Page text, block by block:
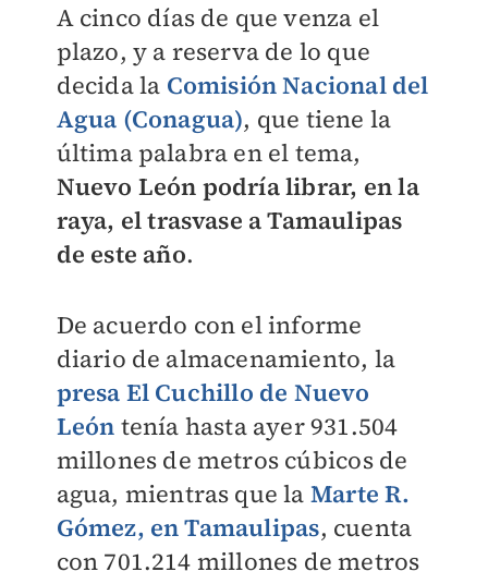
A cinco días de que venza el
plazo, y a reserva de lo que
decida la Comisión Nacional del
Agua (Conagua), que tiene la
última palabra en el tema,
Nuevo León podría librar, en la
raya, el trasvase a Tamaulipas
de este año.
De acuerdo con el informe
diario de almacenamiento, la
presa El Cuchillo de Nuevo
León tenía hasta ayer 931.504
millones de metros cúbicos de
agua, mientras que la Marte R.
Gómez, en Tamaulipas, cuenta
con 701.214 millones de metros